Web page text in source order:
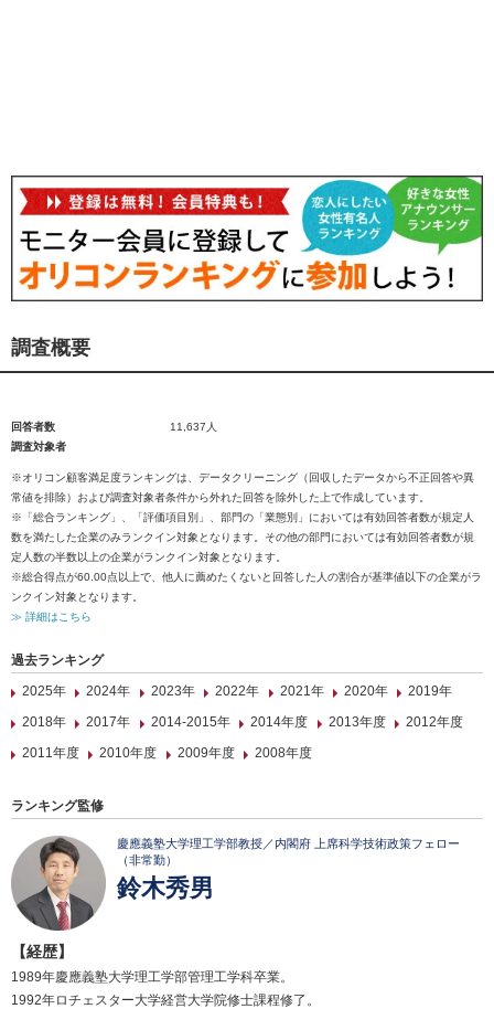
調査概要
回答者数
11,637人
調査対象者
※オリコン顧客満足度ランキングは、データクリーニング（回収したデータから不正回答や異
常値を排除）および調査対象者条件から外れた回答を除外した上で作成しています。
※「総合ランキング」、「評価項目別」、部門の「業態別」においては有効回答者数が規定人
数を満たした企業のみランクイン対象となります。その他の部門においては有効回答者数が規
定人数の半数以上の企業がランクイン対象となります。
※総合得点が60.00点以上で、他人に薦めたくないと回答した人の割合が基準値以下の企業がラ
ンクイン対象となります。
≫ 詳細はこちら
過去ランキング
2025年
2024年 2023年 2022年 2021年 2020年
2019年
2018年
2017年 2014-2015年 2014年度 2013年度
2012年度
2011年度
2010年度 2009年度 2008年度
ランキング監修
慶應義塾大学理工学部教授／内閣府 上席科学技術政策フェロー
（非常勤）
鈴木秀男
【経歴】
1989年慶應義塾大学理工学部管理工学科卒業。
1992年ロチェスター大学経営大学院修士課程修了。